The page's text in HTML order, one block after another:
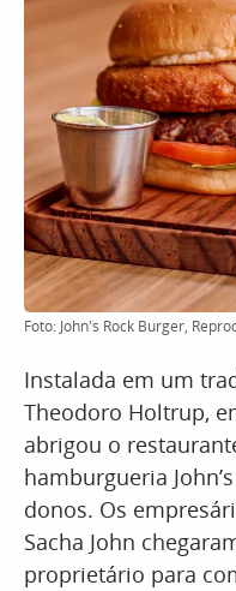
Foto: John's Rock Burger,
Instalada em um
Theodoro Holtrup,
abrigou o
hamburgueria
donos. Os
Sacha John
proprietário para